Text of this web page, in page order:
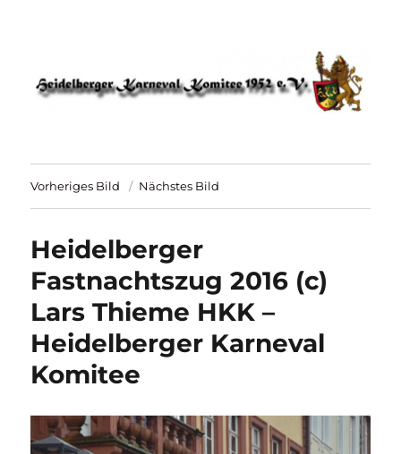
HKK 1952 – Heidelberger Karneval
Komitee
Vorheriges Bild Nächstes Bild
Heidelberger
Fastnachtszug 2016 (c)
Lars Thieme HKK –
Heidelberger Karneval
Komitee